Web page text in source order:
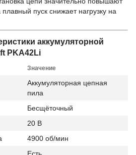
пуск снижает нагрузку на
аккумуляторной
PKA42Li
Значение
Аккумуляторная цепная
пила
Бесщёточный
20 В
4900 об/мин
Есть